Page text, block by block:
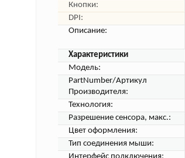
Кнопки:
DPI:
Описание:
Характеристики
Модель:
PartNumber/Артикул
Производителя:
Технология:
Разрешение сенсора, макс.:
Цвет оформления:
Тип соединения мыши: